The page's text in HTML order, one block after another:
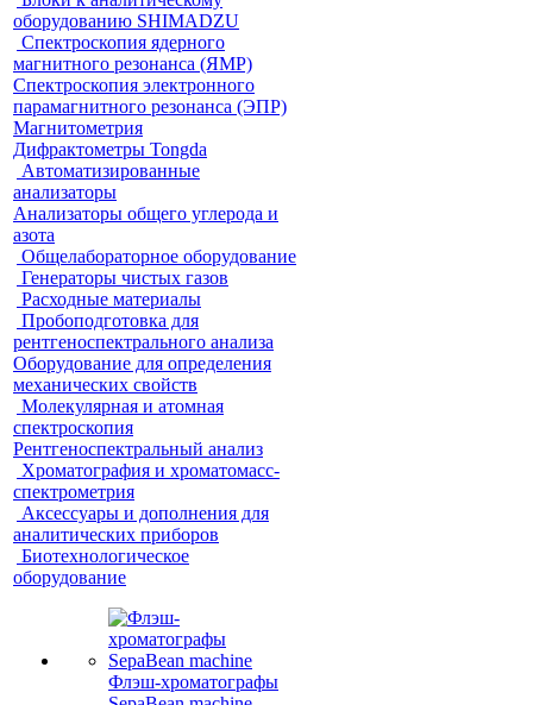
оборудованию SHIMADZU
Спектроскопия ядерного
магнитного резонанса (ЯМР)
Спектроскопия электронного
парамагнитного резонанса (ЭПР)
Магнитометрия
Дифрактометры Tongda
Автоматизированные
анализаторы
Анализаторы общего углерода и
азота
Общелабораторное оборудование
Генераторы чистых газов
Расходные материалы
Пробоподготовка для
рентгеноспектрального анализа
Оборудование для определения
механических свойств
Молекулярная и атомная
спектроскопия
Рентгеноспектральный анализ
Хроматография и хроматомасс-
спектрометрия
Аксессуары и дополнения для
аналитических приборов
Биотехнологическое
оборудование
Флэш-хроматографы